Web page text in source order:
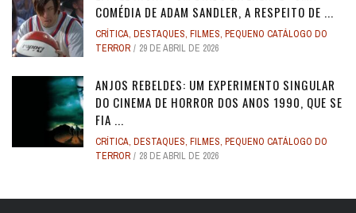
COMÉDIA DE ADAM SANDLER, A RESPEITO DE ...
CRÍTICA, DESTAQUES, FILMES, PEQUENO CATÁLOGO DO
TERROR
29 DE ABRIL DE 2026
ANJOS REBELDES: UM EXPERIMENTO SINGULAR
DO CINEMA DE HORROR DOS ANOS 1990, QUE SE
FIA ...
CRÍTICA, DESTAQUES, FILMES, PEQUENO CATÁLOGO DO
TERROR
28 DE ABRIL DE 2026